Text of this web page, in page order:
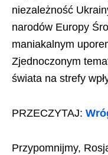
niezależność
narodów Europy
maniakalnym
Zjednoczonym
świata na strefy
PRZECZYTAJ:
Przypomnijmy,